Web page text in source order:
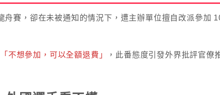
賽，卻在未被通知的情況下，遭主辦單位擅自改派參加
不想參加，可以全額退費」 ，此番態度引發外界批評官僚